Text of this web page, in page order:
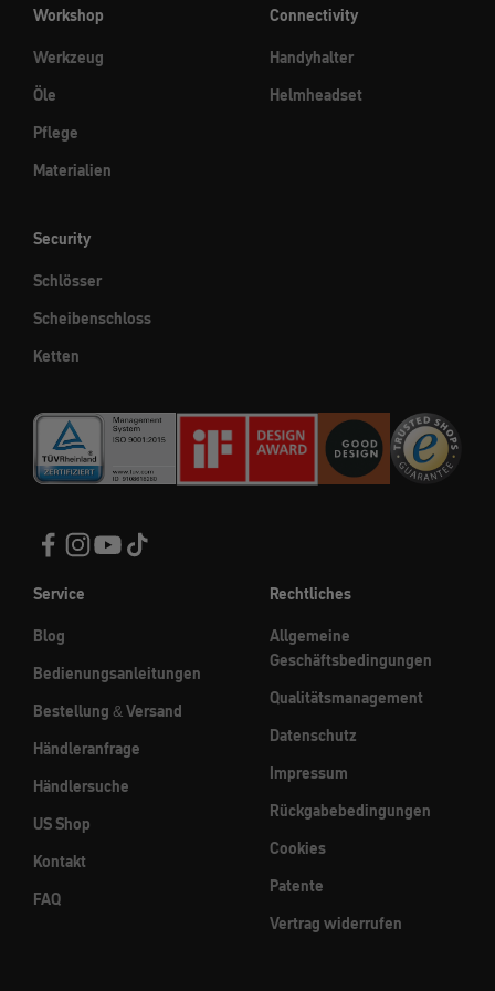
Workshop
Werkzeug
Öle
Pflege
Materialien
Connectivity
Handyhalter
Helmheadset
Security
Schlösser
Scheibenschloss
Ketten
Service
Blog
Bedienungsanleitungen
Bestellung & Versand
Händleranfrage
Händlersuche
US Shop
Kontakt
FAQ
Rechtliches
Allgemeine
Geschäftsbedingungen
Qualitätsmanagement
Datenschutz
Impressum
Rückgabebedingungen
Cookies
Patente
Vertrag widerrufen